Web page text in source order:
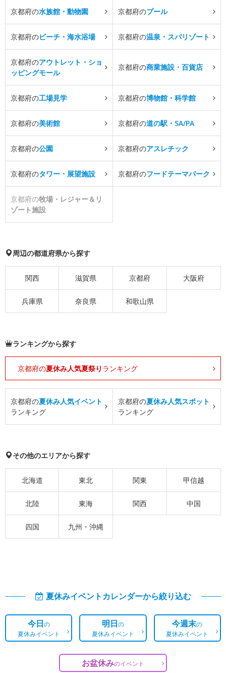
京都府の水族館・動物園 京都府のプール
京都府のビーチ・海水浴場 京都府の温泉・スパリゾート
京都府のアウトレット・ショ
ッピングモール
京都府の商業施設・百貨店
京都府の工場見学 京都府の博物館・科学館
京都府の美術館 京都府の道の駅・SA/PA
京都府の公園 京都府のアスレチック
京都府のタワー・展望施設 京都府のフードテーマパーク
京都府の牧場・レジャー＆リ
ゾート施設
周辺の都道府県から探す
関西 滋賀県 京都府 大阪府
兵庫県 奈良県 和歌山県
ランキングから探す
京都府の夏休み人気夏祭り ランキング
京都府の夏休み人気イベント
ランキング
京都府の夏休み人気スポット
ランキング
その他のエリアから探す
北海道 東北 関東 甲信越
北陸 東海 関西 中国
四国 九州・沖縄
夏休みイベントカレンダーから絞り込む
今日の
夏休みイベント
明日の
夏休みイベント
今週末の
夏休みイベント
お盆休みのイベント